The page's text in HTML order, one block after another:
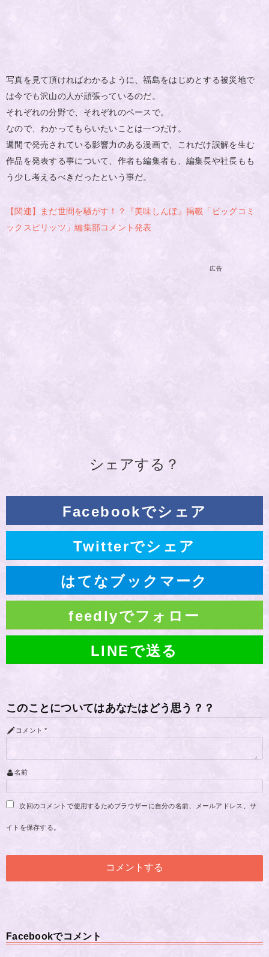
写真を見て頂ければわかるように、福島をはじめとする被災地で
は今でも沢山の人が頑張っているのだ。
それぞれの分野で、それぞれのペースで。
なので、わかってもらいたいことは一つだけ。
週間で発売されている影響力のある漫画で、これだけ誤解を生む
作品を発表する事について、作者も編集者も、編集長や社長もも
う少し考えるべきだったという事だ。
【関連】まだ世間を騒がす！？『美味しんぼ』掲載「ビッグコミ
ックスピリッツ」編集部コメント発表
広告
シェアする？
Facebookでシェア
Twitterでシェア
はてなブックマーク
feedlyでフォロー
LINEで送る
このことについてはあなたはどう思う？？
コメント *
名前
次回のコメントで使用するためブラウザーに自分の名前、メールアドレス、サ
イトを保存する。
Facebookでコメント